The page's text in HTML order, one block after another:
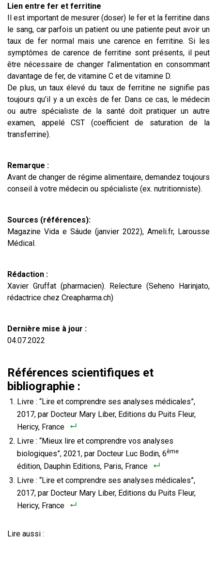
Lien entre fer et ferritine
Il est important de mesurer (doser) le fer et la ferritine dans
le sang, car parfois un patient ou une patiente peut avoir un
taux de fer normal mais une carence en ferritine. Si les
symptômes de carence de ferritine sont présents, il peut
être nécessaire de changer l’alimentation en consommant
davantage de fer, de vitamine C et de vitamine D.
De plus, un taux élevé du taux de ferritine ne signifie pas
toujours qu’il y a un excès de fer. Dans ce cas, le médecin
ou autre spécialiste de la santé doit pratiquer un autre
examen, appelé CST (coefficient de saturation de la
transferrine).
Remarque :
Avant de changer de régime alimentaire, demandez toujours
conseil à votre médecin ou spécialiste (ex. nutritionniste).
Sources (références):
Magazine Vida e Sáude (janvier 2022), Ameli.fr, Larousse
Médical.
Rédaction :
Xavier Gruffat (pharmacien). Relecture (Seheno Harinjato,
rédactrice chez Creapharma.ch)
Dernière mise à jour :
04.07.2022
Références scientifiques et
bibliographie :
Livre : “Lire et comprendre ses analyses médicales”,
2017, par Docteur Mary Liber, Editions du Puits Fleur,
Hericy, France
Livre : “Mieux lire et comprendre vos analyses
biologiques”, 2021, par Docteur Luc Bodin, 6ème
édition, Dauphin Editions, Paris, France
Livre : “Lire et comprendre ses analyses médicales”,
2017, par Docteur Mary Liber, Editions du Puits Fleur,
Hericy, France
Lire aussi :